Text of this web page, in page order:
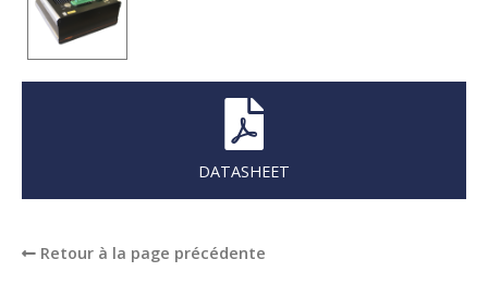
DATASHEET
Retour à la page précédente